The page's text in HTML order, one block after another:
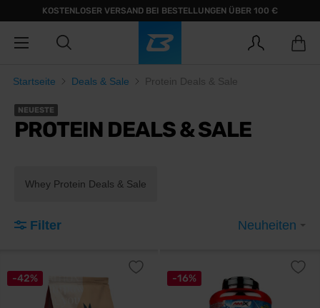
KOSTENLOSER VERSAND BEI BESTELLUNGEN ÜBER 100 €
Startseite Deals & Sale Protein Deals & Sale
NEUESTE
PROTEIN DEALS & SALE
Whey Protein Deals & Sale
Filter Neuheiten
-42% -16%